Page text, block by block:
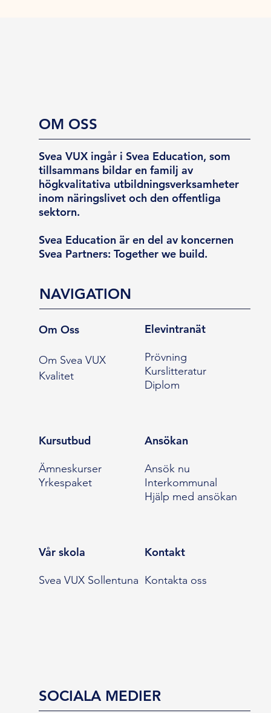
OM OSS
Svea VUX ingår i Svea Education, som
tillsammans bildar en familj av
högkvalitativa utbildningsverksamheter
inom näringslivet och den offentliga
sektorn.
Svea Education är en del av koncernen
Svea Partners: Together we build.
NAVIGATION
Om Oss
Om Svea VUX
Kvalitet
Elevintranät
Prövning
Kurslitteratur
Diplom
Kursutbud
Ämneskurser
Yrkespaket
Ansökan
Ansök nu
Interkommunal
Hjälp med ansökan
Vår skola
Svea VUX Sollentuna
Kontakt
Kontakta oss
SOCIALA MEDIER